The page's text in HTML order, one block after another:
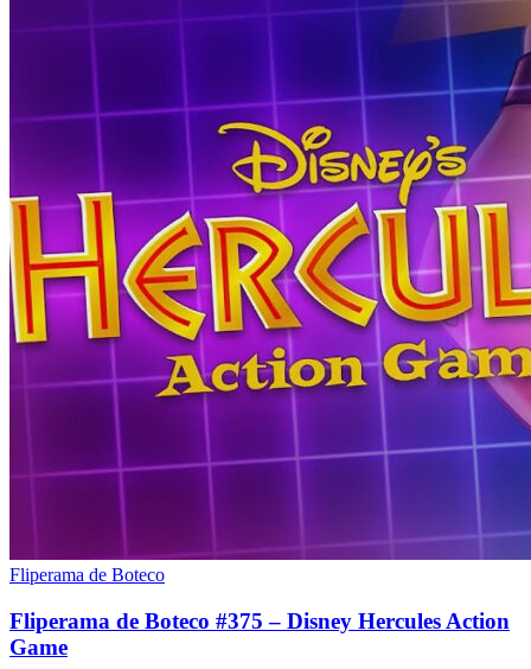
Fliperama de Boteco
Fliperama de Boteco #375 – Disney Hercules Action
Game